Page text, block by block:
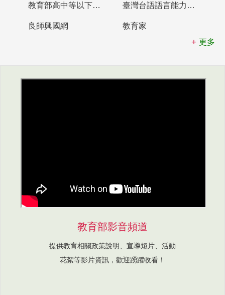
教育部高中等以下學校及幼兒園教師資格檢定考試 臺灣台語語言能力認證網站
良師興國網
教育家
更多
教育部影音頻道
提供教育相關政策說明、宣導短片、活動
花絮等影片資訊，歡迎踴躍收看！